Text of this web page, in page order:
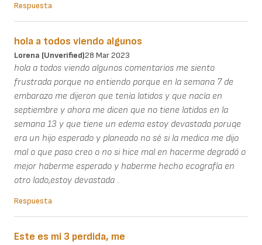
Respuesta
hola a todos viendo algunos
Lorena (unverified)28 Mar 2023
hola a todos viendo algunos comentarios me siento
frustrada porque no entiendo porque en la semana 7 de
embarazo me dijeron que tenía latidos y que nacía en
septiembre y ahora me dicen que no tiene latidos en la
semana 13 y que tiene un edema estoy devastada poruqe
era un hijo esperado y planeado no sé si la medica me dijo
mal o que paso creo o no si hice mal en hacerme degradó o
mejor haberme esperado y haberme hecho ecografía en
otro lado,estoy devastada .
Respuesta
Este es mi 3 perdida, me